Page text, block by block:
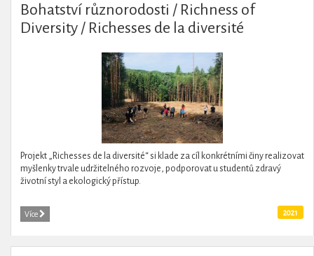
Bohatství různorodosti / Richness of
Diversity / Richesses de la diversité
Projekt „Richesses de la diversité“ si klade za cíl konkrétními činy realizovat
myšlenky trvale udržitelného rozvoje, podporovat u studentů zdravý
životní styl a ekologický přístup.
Více 2021